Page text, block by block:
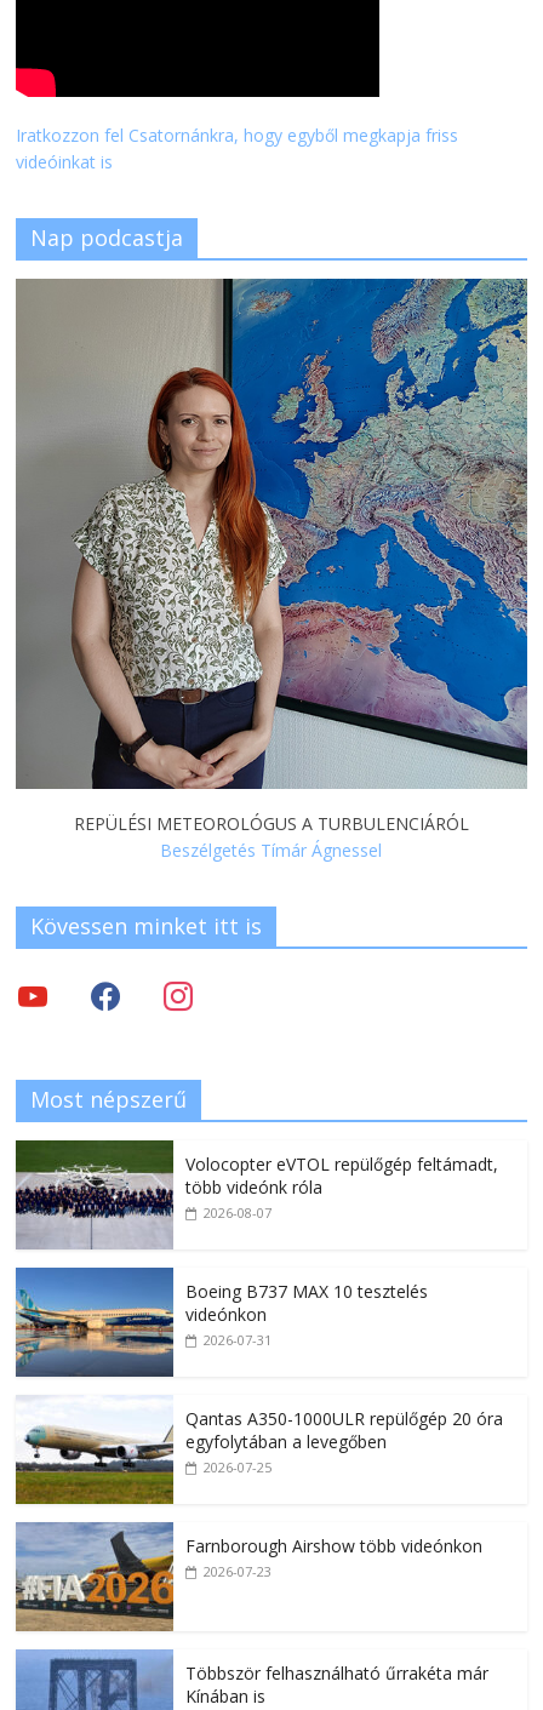
Iratkozzon fel Csatornánkra, hogy egyből megkapja friss
videóinkat is
Nap podcastja
REPÜLÉSI METEOROLÓGUS A TURBULENCIÁRÓL
Beszélgetés Tímár Ágnessel
Kövessen minket itt is
Most népszerű
Volocopter eVTOL repülőgép feltámadt,
több videónk róla
2026-08-07
Boeing B737 MAX 10 tesztelés
videónkon
2026-07-31
Qantas A350-1000ULR repülőgép 20 óra
egyfolytában a levegőben
2026-07-25
Farnborough Airshow több videónkon
2026-07-23
Többször felhasználható űrrakéta már
Kínában is